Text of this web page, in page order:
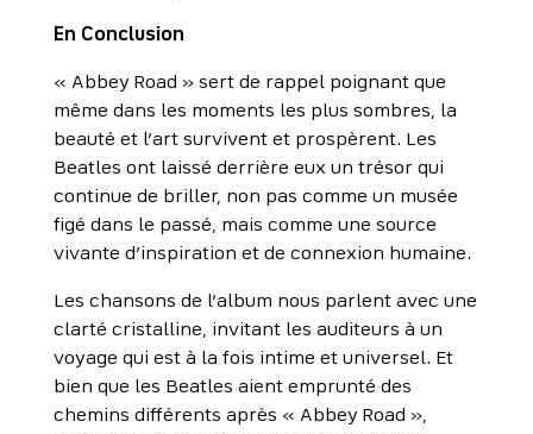
En Conclusion
« Abbey Road » sert de rappel poignant que
même dans les moments les plus sombres, la
beauté et l’art survivent et prospèrent. Les
Beatles ont laissé derrière eux un trésor qui
continue de briller, non pas comme un musée
figé dans le passé, mais comme une source
vivante d’inspiration et de connexion humaine.
Les chansons de l’album nous parlent avec une
clarté cristalline, invitant les auditeurs à un
voyage qui est à la fois intime et universel. Et
bien que les Beatles aient emprunté des
chemins différents après « Abbey Road »,